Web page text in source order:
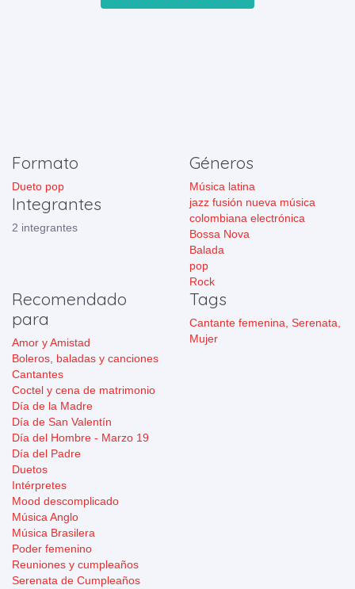
Formato
Dueto pop
Integrantes
2 integrantes
Géneros
Música latina
jazz fusión nueva música
colombiana electrónica
Bossa Nova
Balada
pop
Rock
Recomendado
para
Amor y Amistad
Boleros, baladas y canciones
Cantantes
Coctel y cena de matrimonio
Día de la Madre
Día de San Valentín
Día del Hombre - Marzo 19
Día del Padre
Duetos
Intérpretes
Mood descomplicado
Música Anglo
Música Brasilera
Poder femenino
Reuniones y cumpleaños
Serenata de Cumpleaños
Tags
Cantante femenina, Serenata,
Mujer